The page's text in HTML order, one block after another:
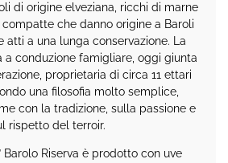
di origine elveziana, ricchi di marne
che danno origine a Baroli
atti a una lunga conservazione. La
a conduzione famigliare, oggi giunta
proprietaria di circa 11 ettari
una filosofia molto semplice,
con la tradizione, sulla passione e
rispetto del terroir.
Barolo Riserva è prodotto con uve